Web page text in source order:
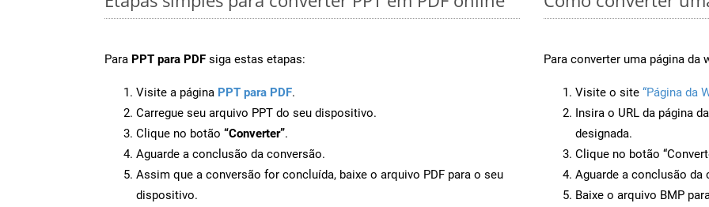
Para PPT para PDF siga estas etapas:
Visite a página PPT para PDF.
Carregue seu arquivo PPT do seu dispositivo.
Clique no botão “Converter”.
Aguarde a conclusão da conversão.
Assim que a conversão for concluída, baixe o arquivo PDF para o seu
dispositivo.
Para converter uma página da
Visite o site “Página da
Insira o URL da página
designada.
Clique no botão
Aguarde a conclusão da
Baixe o arquivo BMP